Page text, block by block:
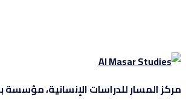
مركز المسار للدراسات الإنسانية، مؤسسة